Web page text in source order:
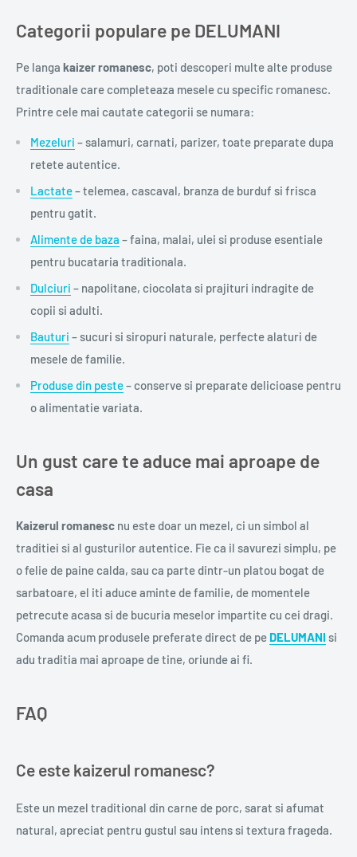
Categorii populare pe DELUMANI
Pe langa kaizer romanesc, poti descoperi multe alte produse
traditionale care completeaza mesele cu specific romanesc.
Printre cele mai cautate categorii se numara:
Mezeluri – salamuri, carnati, parizer, toate preparate dupa
retete autentice.
Lactate– telemea, cascaval, branza de burduf si frisca
pentru gatit.
Alimente de baza – faina, malai, ulei si produse esentiale
pentru bucataria traditionala.
Dulciuri – napolitane, ciocolata si prajituri indragite de
copii si adulti.
Bauturi – sucuri si siropuri naturale, perfecte alaturi de
mesele de familie.
Produse din peste– conserve si preparate delicioase pentru
o alimentatie variata.
Un gust care te aduce mai aproape de
casa
Kaizerul romanesc nu este doar un mezel, ci un simbol al
traditiei si al gusturilor autentice. Fie ca il savurezi simplu, pe
o felie de paine calda, sau ca parte dintr-un platou bogat de
sarbatoare, el iti aduce aminte de familie, de momentele
petrecute acasa si de bucuria meselor impartite cu cei dragi.
Comanda acum produsele preferate direct de pe DELUMANI si
adu traditia mai aproape de tine, oriunde ai fi.
FAQ
Ce este kaizerul romanesc?
Este un mezel traditional din carne de porc, sarat si afumat
natural, apreciat pentru gustul sau intens si textura frageda.